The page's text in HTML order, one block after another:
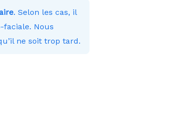
. Selon les cas, il
Nous
ne soit trop tard.